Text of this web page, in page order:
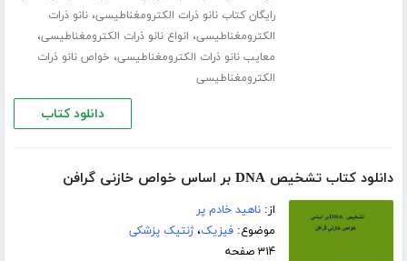
رایگان کتاب نانو ذرات الکترومغناطیسی،نانو ذرات
الکترومغناطیسی، انواع نانو ذرات الکترومغناطیسی،
معایب نانو ذرات الکترومغناطیسی، خواص نانو ذرات
الکترومغناطیسی
دانلود کتاب
دانلود کتاب تشخیص DNA بر اساس خواص خازنی گرافن
از:ناهید خادم پر
موضوع:فیزیک،ژنتیک پزشکی
۳۱۴ صفحه